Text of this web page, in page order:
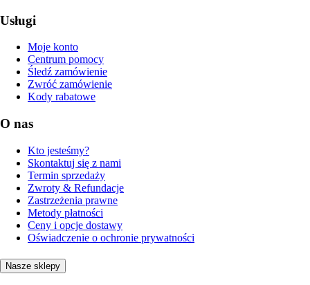
Usługi
Moje konto
Centrum pomocy
Śledź zamówienie
Zwróć zamówienie
Kody rabatowe
O nas
Kto jesteśmy?
Skontaktuj się z nami
Termin sprzedaży
Zwroty & Refundacje
Zastrzeżenia prawne
Metody płatności
Ceny i opcje dostawy
Oświadczenie o ochronie prywatności
Nasze sklepy